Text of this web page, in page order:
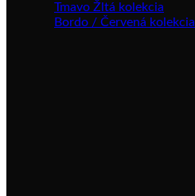
Tmavo Žltá kolekcia
Bordo / Červená kolekcia